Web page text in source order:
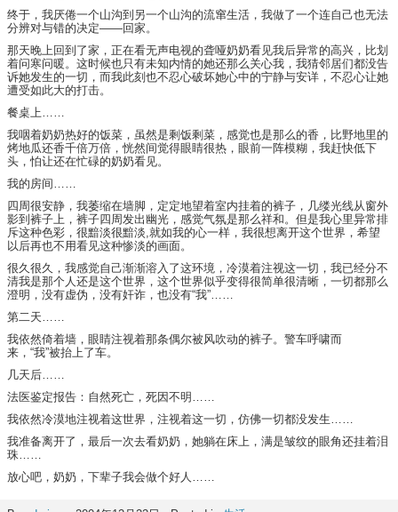
终于，我厌倦一个山沟到另一个山沟的流窜生活，我做了一个连自己也无法
分辨对与错的决定——回家。
那天晚上回到了家，正在看无声电视的聋哑奶奶看见我后异常的高兴，比划
着问寒问暖。这时候也只有未知内情的她还那么关心我，我猜邻居们都没告
诉她发生的一切，而我此刻也不忍心破坏她心中的宁静与安详，不忍心让她
遭受如此大的打击。
餐桌上……
我咽着奶奶热好的饭菜，虽然是剩饭剩菜，感觉也是那么的香，比野地里的
烤地瓜还香千倍万倍，恍然间觉得眼睛很热，眼前一阵模糊，我赶快低下
头，怕让还在忙碌的奶奶看见。
我的房间……
四周很安静，我萎缩在墙脚，定定地望着室内挂着的裤子，几缕光线从窗外
影到裤子上，裤子四周发出幽光，感觉气氛是那么祥和。但是我心里异常排
斥这种色彩，很黯淡很黯淡,就如我的心一样，我很想离开这个世界，希望
以后再也不用看见这种惨淡的画面。
很久很久，我感觉自己渐渐溶入了这环境，冷漠着注视这一切，我已经分不
清我是那个人还是这个世界，这个世界似乎变得很简单很清晰，一切都那么
澄明，没有虚伪，没有奸诈，也没有“我”……
第二天……
我依然倚着墙，眼睛注视着那条偶尔被风吹动的裤子。警车呼啸而
来，“我”被抬上了车。
几天后……
法医鉴定报告：自然死亡，死因不明……
我依然冷漠地注视着这世界，注视着这一切，仿佛一切都没发生……
我准备离开了，最后一次去看奶奶，她躺在床上，满是皱纹的眼角还挂着泪
珠……
放心吧，奶奶，下辈子我会做个好人……